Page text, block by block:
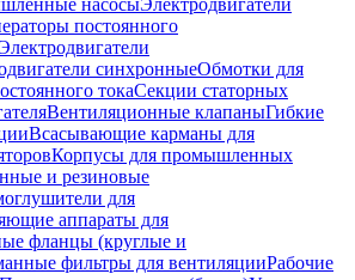
постоянного
синхронныеОбмотки для
токаСекции статорных
Вентиляционные клапаныГибкие
Всасывающие карманы для
Корпусы для промышленных
и резиновые
для
аппараты для
фланцы (круглые и
фильтры для вентиляцииРабочие